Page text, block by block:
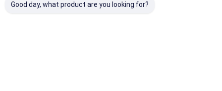
Good day, what product are you looking for?